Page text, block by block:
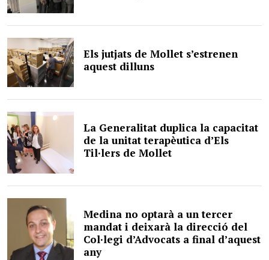
Els jutjats de Mollet s’estrenen
aquest dilluns
La Generalitat duplica la capacitat
de la unitat terapèutica d’Els
Til·lers de Mollet
Medina no optarà a un tercer
mandat i deixarà la direcció del
Col·legi d’Advocats a final d’aquest
any